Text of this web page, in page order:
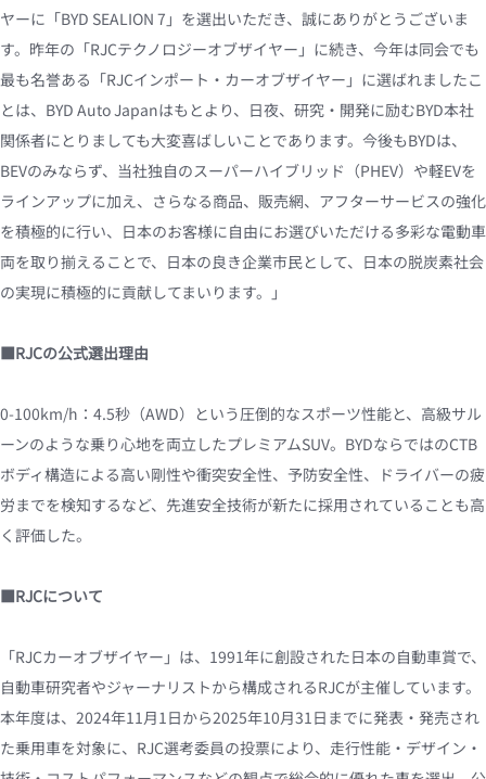
ヤーに「BYD SEALION 7」を選出いただき、誠にありがとうございま
す。昨年の「RJCテクノロジーオブザイヤー」に続き、今年は同会でも
最も名誉ある「RJCインポート・カーオブザイヤー」に選ばれましたこ
とは、BYD Auto Japanはもとより、日夜、研究・開発に励むBYD本社
関係者にとりましても大変喜ばしいことであります。今後もBYDは、
BEVのみならず、当社独自のスーパーハイブリッド（PHEV）や軽EVを
ラインアップに加え、さらなる商品、販売網、アフターサービスの強化
を積極的に行い、日本のお客様に自由にお選びいただける多彩な電動車
両を取り揃えることで、日本の良き企業市民として、日本の脱炭素社会
の実現に積極的に貢献してまいります。」
■RJCの公式選出理由
0-100km/h：4.5秒（AWD）という圧倒的なスポーツ性能と、高級サル
ーンのような乗り心地を両立したプレミアムSUV。BYDならではのCTB
ボディ構造による高い剛性や衝突安全性、予防安全性、ドライバーの疲
労までを検知するなど、先進安全技術が新たに採用されていることも高
く評価した。
■RJCについて
「RJCカーオブザイヤー」は、1991年に創設された日本の自動車賞で、
自動車研究者やジャーナリストから構成されるRJCが主催しています。
本年度は、2024年11月1日から2025年10月31日までに発表・発売され
た乗用車を対象に、RJC選考委員の投票により、走行性能・デザイン・